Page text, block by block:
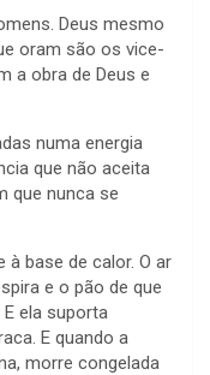
Deus mesmo
oram são os vice-
a obra de Deus e
numa energia
que não aceita
que nunca se
à base de calor. O ar
e o pão de que
ela suporta
E quando a
morre congelada